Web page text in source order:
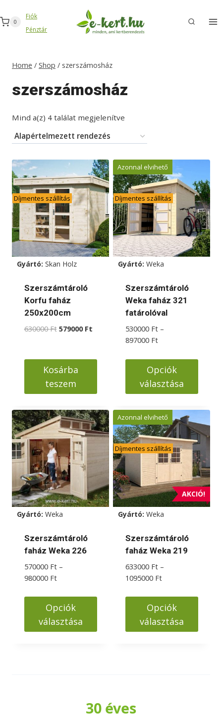
to
content
0
Fiók
Pénztár
Home / Shop / szerszámosház
szerszámosház
Mind a(z) 4 találat megjelenítve
Díjmentes szállítás
Gyártó: Skan Holz
Szerszámtároló
Korfu faház
250x200cm
630000Ft Original
630000 Ft.
579000 FtCurrent
579000 Ft.
Kosárba
teszem
Azonnal elvihető
Díjmentes szállítás
Gyártó: Weka
Szerszámtároló
Weka faház 321
fatárolóval
530000 Ft –
897000 FtÁrtartomány:
-
897000 Ft
Opciók
választása
a
terméknek
több
variációja
van.
A
változatok
a
termékoldalon
választhatók
ki
Gyártó: Weka
Szerszámtároló
faház Weka 226
570000 Ft –
980000 FtÁrtartomány:
-
980000 Ft
Opciók
választása
AKCIÓ!
Azonnal elvihető
Díjmentes szállítás
Gyártó: Weka
Szerszámtároló
faház Weka 219
633000 Ft –
1095000 FtÁrtartomány:
-
1095000 Ft
Opciók
választása
van.
30 éves